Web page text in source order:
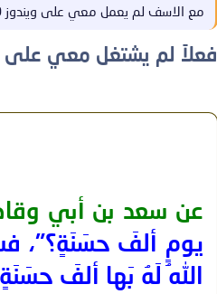
مع الاسف لم يعمل معي على ويندوز 10
فعلاً لم يشتغل معي على
عن سعد بن أبي
يومٍ ألفَ حسَنَةٍ؟"،
اللهُ لَهُ بَها ألفَ